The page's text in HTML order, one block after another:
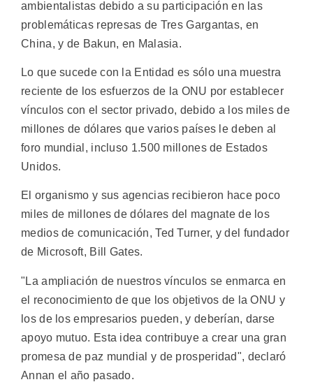
ambientalistas debido a su participación en las
problemáticas represas de Tres Gargantas, en
China, y de Bakun, en Malasia.
Lo que sucede con la Entidad es sólo una muestra
reciente de los esfuerzos de la ONU por establecer
vínculos con el sector privado, debido a los miles de
millones de dólares que varios países le deben al
foro mundial, incluso 1.500 millones de Estados
Unidos.
El organismo y sus agencias recibieron hace poco
miles de millones de dólares del magnate de los
medios de comunicación, Ted Turner, y del fundador
de Microsoft, Bill Gates.
"La ampliación de nuestros vínculos se enmarca en
el reconocimiento de que los objetivos de la ONU y
los de los empresarios pueden, y deberían, darse
apoyo mutuo. Esta idea contribuye a crear una gran
promesa de paz mundial y de prosperidad", declaró
Annan el año pasado.